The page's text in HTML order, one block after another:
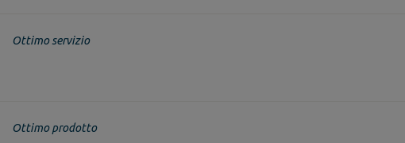
Ottimo servizio
Ottimo prodotto